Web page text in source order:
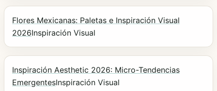
Flores Mexicanas: Paletas e Inspiración Visual
2026Inspiración Visual
Inspiración Aesthetic 2026: Micro-Tendencias
EmergentesInspiración Visual